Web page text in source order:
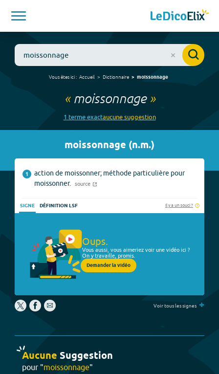
Vous êtes ici : Accueil Dictionnaire moissonnage
« moissonnage»
1 termeexactaucunesuggestion
moissonnage (n.m.)
1
action de moissonner; méthode particulière pour
moissonner.
source
SIGNE DÉFINITION LSF Il y a un souci ?
Oups.
Vous aussi, vous aimeriez voir une vidéo ici ?
On y travaille, promis.
Demander la vidéo
Voir tous les signes +
Aucune Suggestion
pour "moissonnage"